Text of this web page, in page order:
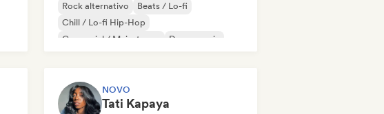
Rock alternativo
Beats / Lo-fi
Chill / Lo-fi Hip-Hop
Comercial / Mainstream
Dance music
NOVO
Tati Kapaya